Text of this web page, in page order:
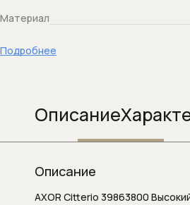
Душевые кронштейны (для
душа)
Душевые наборы (комплекты)
Душевые панели и колонны
Материал
Подробнее
Описание
Описание
AXOR Citterio 39863800